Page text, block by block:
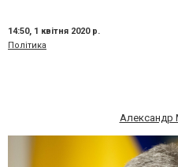
14:50, 1 квітня 2020 р.
Політика
Александр